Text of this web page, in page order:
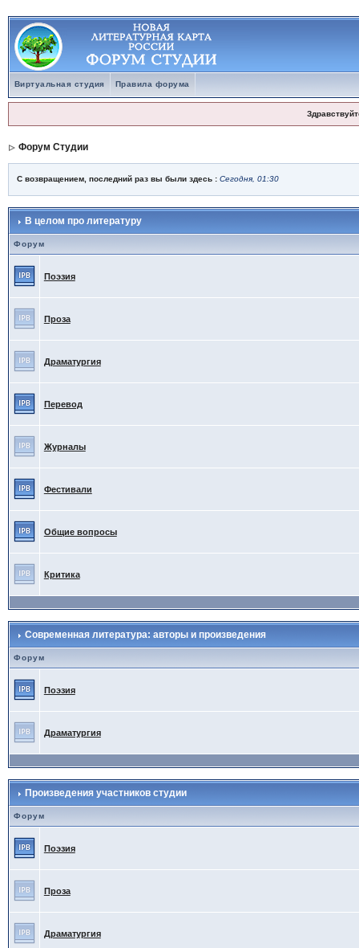
Виртуальная студия Правила форума
Форум Студии
С возвращением, последний раз вы были здесь : Сегодня, 01:30
В целом про литературу
Форум
Поэзия
Проза
Драматургия
Перевод
Журналы
Фестивали
Общие вопросы
Критика
Современная литература: авторы и произведения
Форум
Поэзия
Драматургия
Произведения участников студии
Форум
Поэзия
Проза
Драматургия